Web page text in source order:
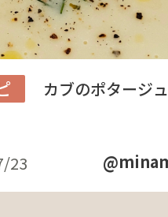
カブのポタージュ
23